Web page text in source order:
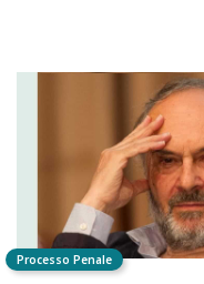
Processo Penale